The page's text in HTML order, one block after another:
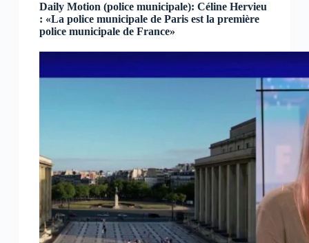
Daily Motion (police municipale): Céline Hervieu
: «La police municipale de Paris est la première
police municipale de France»